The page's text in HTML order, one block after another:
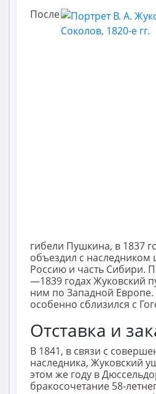
После
гибели Пушкина, в 1837
объездил с наследником
Россию и часть Сибири.
—1839 годах Жуковский
ним по Западной
особенно сблизился с
Отставка и
В 1841, в связи с
наследника, Жуковский
этом же году в
бракосочетание 58-